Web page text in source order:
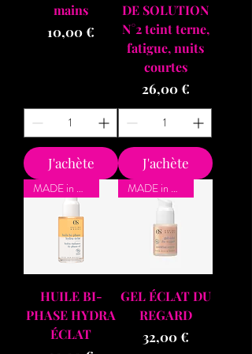
mains
Prix
10,00 €
J'achète
DE SOLUTION
N°2 teint terne,
fatigue, nuits
courtes
Prix
26,00 €
J'achète
MADE in BZH
HUILE BI-
PHASE HYDRA
ÉCLAT
MADE in BZH
GEL ÉCLAT DU
REGARD
Prix
32,00 €